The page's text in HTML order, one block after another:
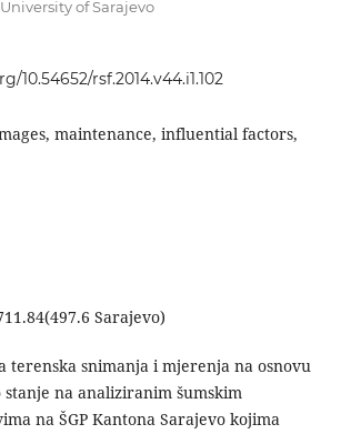
of Sarajevo
10.54652/rsf.2014.v44.i1.102
maintenance, influential factors,
Sarajevo)
terenska snimanja i mjerenja na osnovu
na analiziranim šumskim
na ŠGP Kantona Sarajevo kojima